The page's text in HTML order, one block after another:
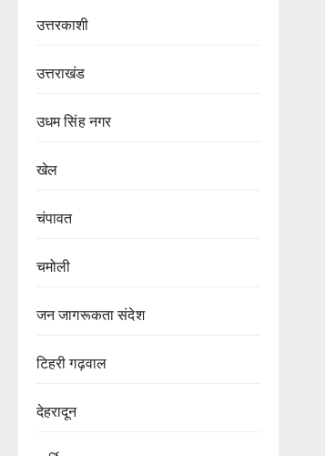
उत्तरकाशी
उत्तराखंड
उधम सिंह नगर
खेल
चंपावत
चमोली
जन जागरूकता संदेश
टिहरी गढ़वाल
देहरादून